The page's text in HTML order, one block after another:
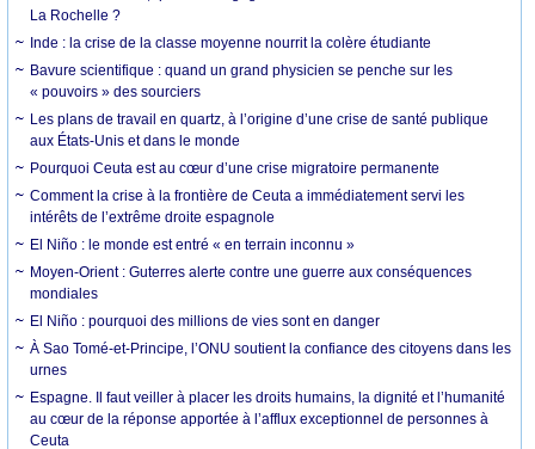
La Rochelle ?
Inde : la crise de la classe moyenne nourrit la colère étudiante
Bavure scientifique : quand un grand physicien se penche sur les
« pouvoirs » des sourciers
Les plans de travail en quartz, à l’origine d’une crise de santé publique
aux États-Unis et dans le monde
Pourquoi Ceuta est au cœur d’une crise migratoire permanente
Comment la crise à la frontière de Ceuta a immédiatement servi les
intérêts de l’extrême droite espagnole
El Niño : le monde est entré « en terrain inconnu »
Moyen-Orient : Guterres alerte contre une guerre aux conséquences
mondiales
El Niño : pourquoi des millions de vies sont en danger
À Sao Tomé-et-Principe, l’ONU soutient la confiance des citoyens dans les
urnes
Espagne. Il faut veiller à placer les droits humains, la dignité et l’humanité
au cœur de la réponse apportée à l’afflux exceptionnel de personnes à
Ceuta